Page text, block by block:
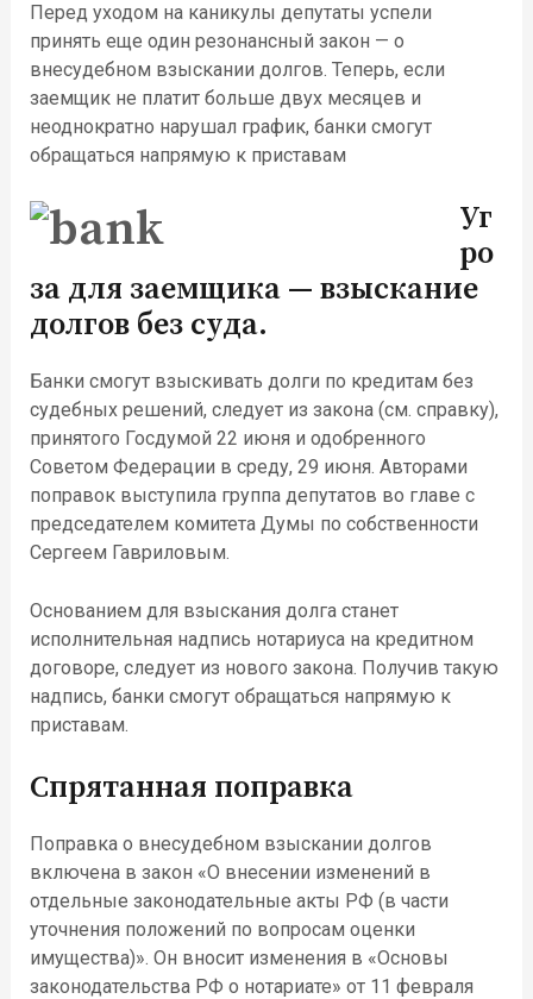
Перед уходом на каникулы депутаты успели
принять еще один резонансный закон — о
внесудебном взыскании долгов. Теперь, если
заемщик не платит больше двух месяцев и
неоднократно нарушал график, банки смогут
обращаться напрямую к приставам
Уг
ро
за для заемщика — взыскание
долгов без суда.
Банки смогут взыскивать долги по кредитам без
судебных решений, следует из закона (см. справку),
принятого Госдумой 22 июня и одобренного
Советом Федерации в среду, 29 июня. Авторами
поправок выступила группа депутатов во главе с
председателем комитета Думы по собственности
Сергеем Гавриловым.
Основанием для взыскания долга станет
исполнительная надпись нотариуса на кредитном
договоре, следует из нового закона. Получив такую
надпись, банки смогут обращаться напрямую к
приставам.
Спрятанная поправка
Поправка о внесудебном взыскании долгов
включена в закон «О внесении изменений в
отдельные законодательные акты РФ (в части
уточнения положений по вопросам оценки
имущества)». Он вносит изменения в «Основы
законодательства РФ о нотариате» от 11 февраля